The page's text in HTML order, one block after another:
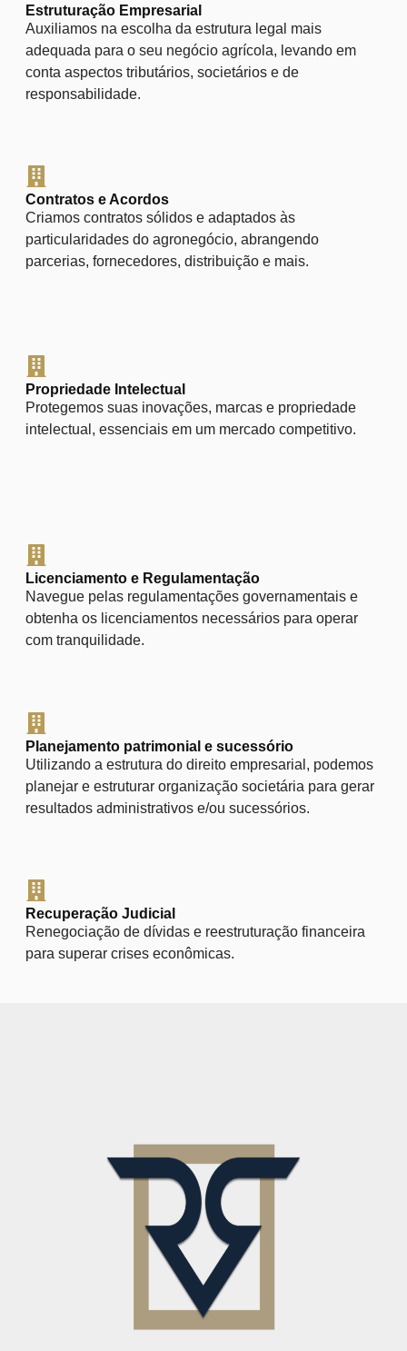
Estruturação Empresarial
Auxiliamos na escolha da estrutura legal mais
adequada para o seu negócio agrícola, levando em
conta aspectos tributários, societários e de
responsabilidade.
Contratos e Acordos
Criamos contratos sólidos e adaptados às
particularidades do agronegócio, abrangendo
parcerias, fornecedores, distribuição e mais.
Propriedade Intelectual
Protegemos suas inovações, marcas e propriedade
intelectual, essenciais em um mercado competitivo.
Licenciamento e Regulamentação
Navegue pelas regulamentações governamentais e
obtenha os licenciamentos necessários para operar
com tranquilidade.
Planejamento patrimonial e sucessório
Utilizando a estrutura do direito empresarial, podemos
planejar e estruturar organização societária para gerar
resultados administrativos e/ou sucessórios.
Recuperação Judicial
Renegociação de dívidas e reestruturação financeira
para superar crises econômicas.